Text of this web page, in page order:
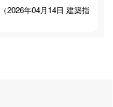
（2026年04月14日 建築指